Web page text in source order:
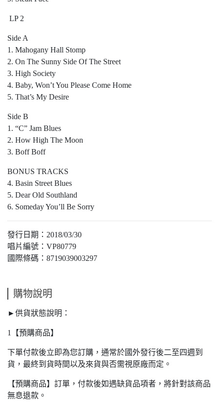
LP 2
Side A
1. Mahogany Hall Stomp
2. On The Sunny Side Of The Street
3. High Society
4. Baby, Won’t You Please Come Home
5. That’s My Desire
Side B
1. “C” Jam Blues
2. How High The Moon
3. Boff Boff
BONUS TRACKS
4. Basin Street Blues
5. Dear Old Southland
6. Someday You’ll Be Sorry
發行日期：2018/03/30
唱片編號：VP80779
國際條碼：8719039003297
購物說明
►供貨狀態說明：
1【預購商品】
下單付款後立即為您訂購，通常於國外發行後二至四週到
貨，最終到貨時間以及來貨與否需視原廠而定。
【預購商品】訂單，付款後如遇缺貨品項者，將針對該商品
無息退款。